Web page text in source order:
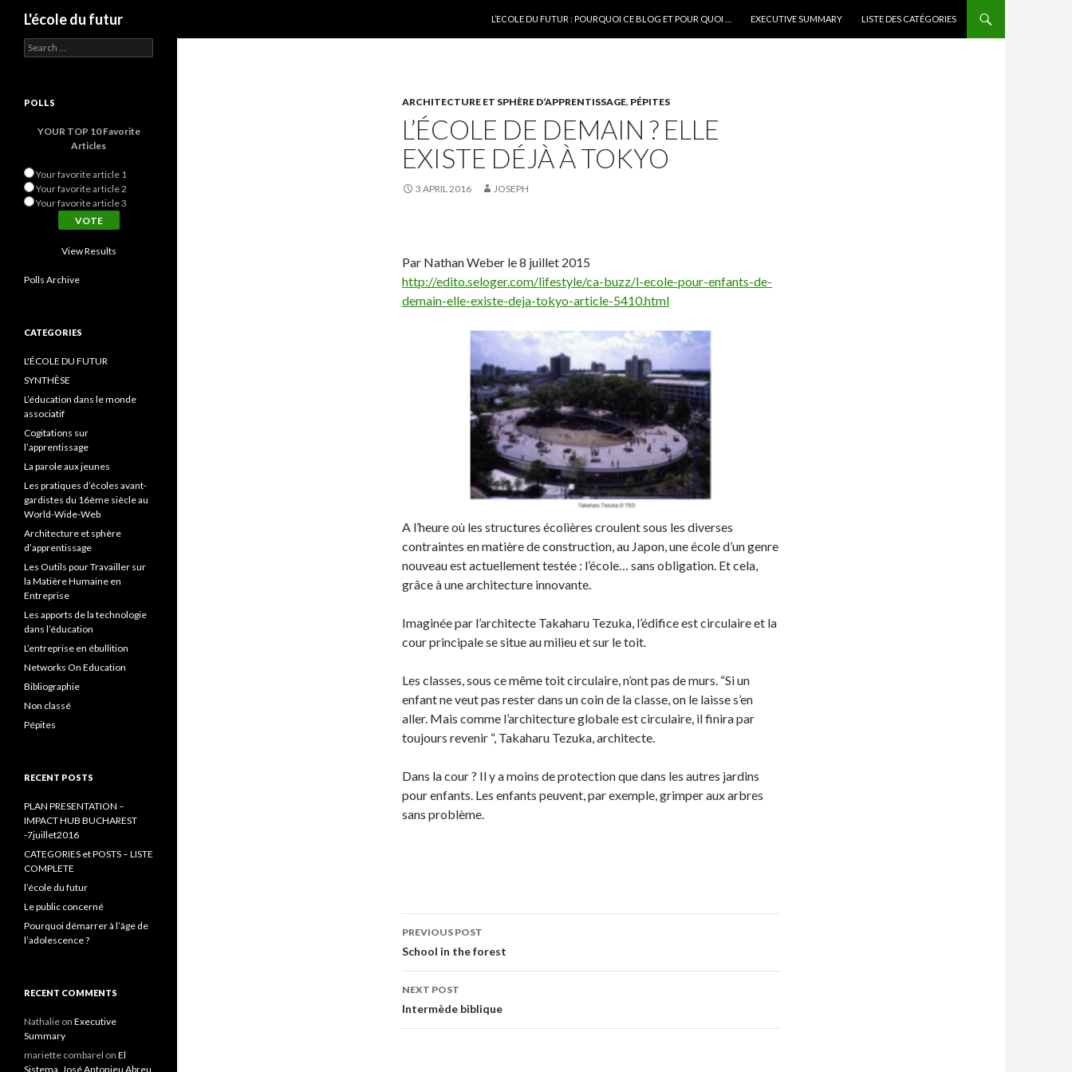
L'école du futur
L’ECOLE DU FUTUR : POURQUOI CE BLOG ET POUR QUOI …
EXECUTIVE SUMMARY LISTE DES CATÉGORIES
ARCHITECTURE ET SPHÈRE D’APPRENTISSAGE, PÉPITES
L’ÉCOLE DE DEMAIN ? ELLE
EXISTE DÉJÀ À TOKYO
3 APRIL 2016 JOSEPH
Par Nathan Weber le 8 juillet 2015
http://edito.seloger.com/lifestyle/ca-buzz/l-ecole-pour-enfants-de-
demain-elle-existe-deja-tokyo-article-5410.html
A l’heure où les structures écolières croulent sous les diverses
contraintes en matière de construction, au Japon, une école d’un genre
nouveau est actuellement testée : l’école… sans obligation. Et cela,
grâce à une architecture innovante.
Imaginée par l’architecte Takaharu Tezuka, l’édifice est circulaire et la
cour principale se situe au milieu et sur le toit.
Les classes, sous ce même toit circulaire, n’ont pas de murs. “Si un
enfant ne veut pas rester dans un coin de la classe, on le laisse s’en
aller. Mais comme l’architecture globale est circulaire, il finira par
toujours revenir “, Takaharu Tezuka, architecte.
Dans la cour ? Il y a moins de protection que dans les autres jardins
pour enfants. Les enfants peuvent, par exemple, grimper aux arbres
sans problème.
Post navigation
PREVIOUS POST
School in the forest
NEXT POST
Intermède biblique
Search for:
POLLS
YOUR TOP 10 Favorite
Articles
Your favorite article 1
Your favorite article 2
Your favorite article 3
View Results
Polls Archive
CATEGORIES
L'ÉCOLE DU FUTUR
SYNTHÈSE
L’éducation dans le monde
associatif
Cogitations sur
l’apprentissage
La parole aux jeunes
Les pratiques d’écoles avant-
gardistes du 16ème siècle au
World-Wide-Web
Architecture et sphère
d’apprentissage
Les Outils pour Travailler sur
la Matière Humaine en
Entreprise
Les apports de la technologie
dans l’éducation
L’entreprise en ébullition
Networks On Education
Bibliographie
Non classé
Pépites
RECENT POSTS
PLAN PRESENTATION –
IMPACT HUB BUCHAREST
-7juillet2016
CATEGORIES et POSTS – LISTE
COMPLETE
l’école du futur
Le public concerné
Pourquoi démarrer à l’âge de
l’adolescence ?
RECENT COMMENTS
Nathalie on Executive
Summary
mariette combarel on El
Sistema, José Antonieu Abreu